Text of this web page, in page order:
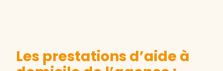
Les prestations d’aide à